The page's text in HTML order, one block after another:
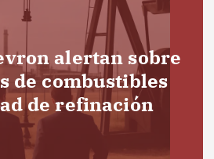
alertan sobre
de combustibles
de refinación